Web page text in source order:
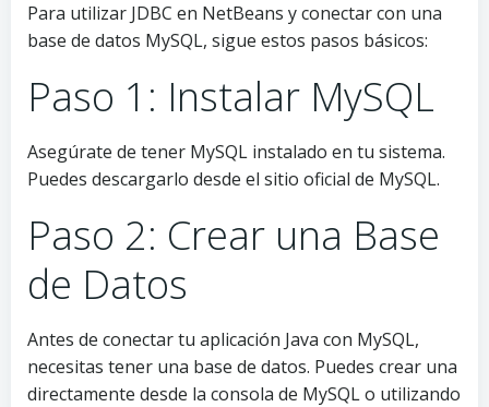
Para utilizar JDBC en NetBeans y conectar con una
base de datos MySQL, sigue estos pasos básicos:
Paso 1: Instalar MySQL
Asegúrate de tener MySQL instalado en tu sistema.
Puedes descargarlo desde el sitio oficial de MySQL.
Paso 2: Crear una Base
de Datos
Antes de conectar tu aplicación Java con MySQL,
necesitas tener una base de datos. Puedes crear una
directamente desde la consola de MySQL o utilizando